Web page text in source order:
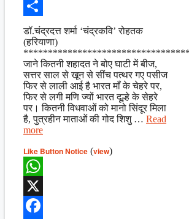
Facebook
Share
डॉ.चंद्रदत्त शर्मा ‘चंद्रकवि’ रोहतक
(हरियाणा)
जाने कितनी शहादत ने बोए घाटी में बीज,
सत्तर साल से खून से सींच पत्थर गए पसीज
फिर से लाली आई है भारत माँ के चेहरे पर,
फिर से लगी मणि ज्यों भारत दूल्हे के सेहरे
पर। कितनी विधवाओं को मानो सिंदूर मिला
है, पुत्रहीन माताओं की गोद शिशु … Read
more
Like Button Notice (view)
WhatsApp
X